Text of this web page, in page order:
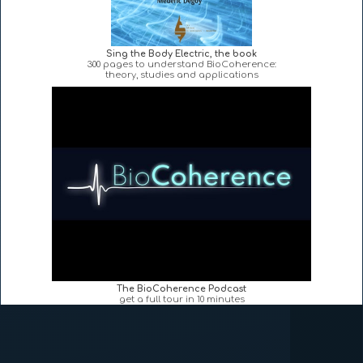
Sing the Body Electric, the book
300 pages to understand BioCoherence:
theory, studies and applications
The BioCoherence Podcast
get a full tour in 10 minutes